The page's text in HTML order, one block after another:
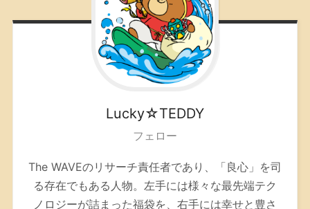
Lucky☆TEDDY
フェロー
The WAVEのリサーチ責任者であり、「良心」を司
る存在でもある人物。左手には様々な最先端テク
ノロジーが詰まった福袋を、右手には幸せと豊さ